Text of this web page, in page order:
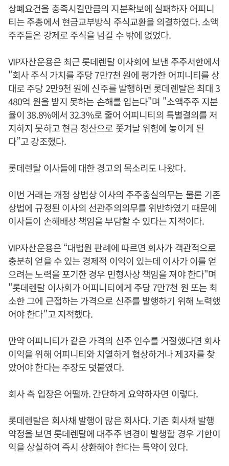
상폐요건을 충족시킬만큼의 지분확보에 실패하자 어피니
티는 주총에서 현금교부방식 주식교환을 의결하였다. 소액
주주들은 강제로 주식을 넘길 수 밖에 없었다.
VIP자산운용은 최근 롯데렌탈 이사회에 보낸 주주서한에서
"회사 주식 가치를 주당 7만7천 원에 평가한 어피니티를 상
대로 주당 2만9천 원에 신주를 발행하면 롯데렌탈은 최대 3
480억 원을 받지 못하는 손해를 입는다"며 "소액주주 지분
율이 38.8%에서 32.3%로 줄어 어피니티의 특별결의를 저
지하지 못하고 현금 청산으로 쫓겨날 위험에 놓이게 된
다”고 강조했다.
롯데렌탈 이사들에 대한 경고의 목소리도 나왔다.
이번 거래는 개정 상법상 이사의 주주충실의무는 물론 기존
상법에 규정된 이사의 선관주의의무를 위반하였기 때문에
이사들이 손해배상 책임을 부담할 수 있다는 지적이다.
VIP자산운용은 “대법원 판례에 따르면 회사가 객관적으로
충분히 얻을 수 있는 경제적 이익이 있는데 이사가 이를 얻
으려는 노력을 포기한 경우 민형사상 책임을 져야 한다"며
"롯데렌탈 이사회가 어피니티에게 주당 7만7천 원 또는 최
소한 그에 근접하는 가격으로 신주를 발행하기 위해 노력했
어야 한다"고 지적했다.
만약 어피니티가 같은 가격의 신주 인수를 거절했다면 회사
이익을 위해 어피니티와 치열하게 협상하거나 제3자를 찾
았어야 한다는 주장도 덧붙였다.
회사 측 입장은 어떨까. 간단하게 요약하자면 이렇다.
롯데렌탈은 회사채 발행이 많은 회사다. 기존 회사채 발행
약정을 보면 롯데렌탈에 대주주 변경이 발생할 경우 기한이
익을 상실하여 즉시 상환해야 한다는 특약이 있다.